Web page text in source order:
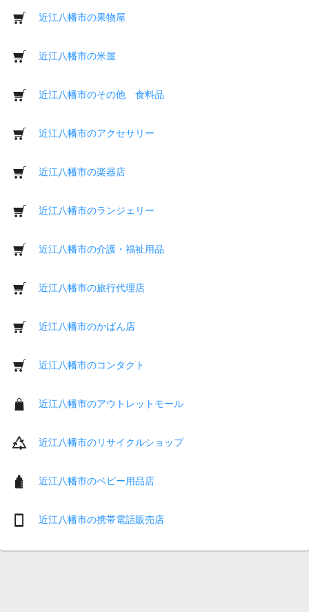
近江八幡市の果物屋
近江八幡市の米屋
近江八幡市のその他 食料品
近江八幡市のアクセサリー
近江八幡市の楽器店
近江八幡市のランジェリー
近江八幡市の介護・福祉用品
近江八幡市の旅行代理店
近江八幡市のかばん店
近江八幡市のコンタクト
近江八幡市のアウトレットモール
近江八幡市のリサイクルショップ
近江八幡市のベビー用品店
近江八幡市の携帯電話販売店